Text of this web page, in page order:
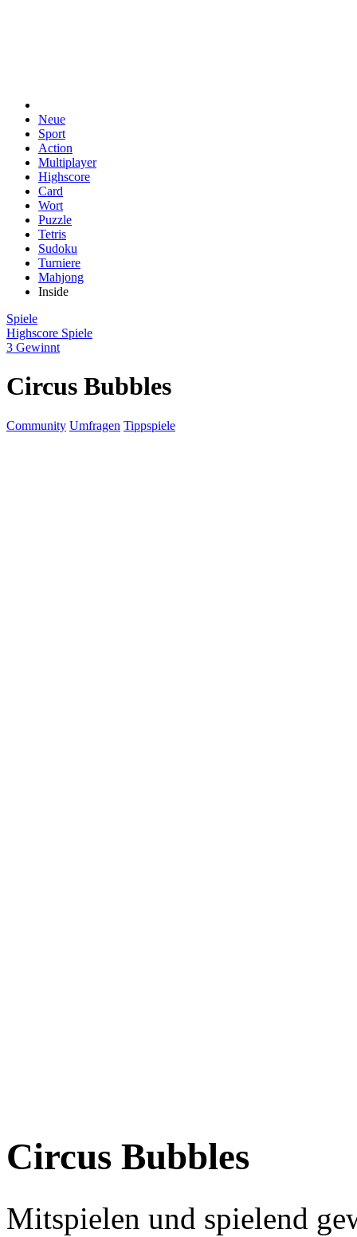
Neue
Sport
Action
Multiplayer
Highscore
Card
Wort
Puzzle
Tetris
Sudoku
Turniere
Mahjong
Inside
Spiele
Highscore Spiele
3 Gewinnt
Circus Bubbles
Community Umfragen Tippspiele
Circus Bubbles
Mitspielen und spielend